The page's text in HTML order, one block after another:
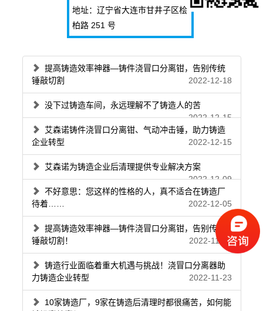
地址：辽宁省大连市甘井子区桧
柏路 251 号
提高铸造效率神器—铸件浇冒口分离钳，告别传统
锤敲切割
2022-12-18
没下过铸造车间，永远理解不了铸造人的苦
2022-12-15
艾森诺铸件浇冒口分离钳、气动冲击锤，助力铸造
企业转型
2022-12-15
艾森诺为铸造企业后清理提供专业解决方案
2022-12-09
不好意思：您这样的性格的人，真不适合在铸造厂
待着……
2022-12-05
提高铸造效率神器—铸件浇冒口分离钳，告别传统
锤敲切割！
2022-11-30
铸造行业面临着重大机遇与挑战！浇冒口分离器助
力铸造企业转型
2022-11-23
10家铸造厂，9家在铸造后清理时都很痛苦，如何能